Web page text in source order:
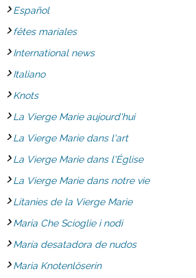
Español
fêtes mariales
International news
Italiano
Knots
La Vierge Marie aujourd'hui
La Vierge Marie dans l'art
La Vierge Marie dans l'Église
La Vierge Marie dans notre vie
Litanies de la Vierge Marie
Maria Che Scioglie i nodi
María desatadora de nudos
Maria Knotenlöserin